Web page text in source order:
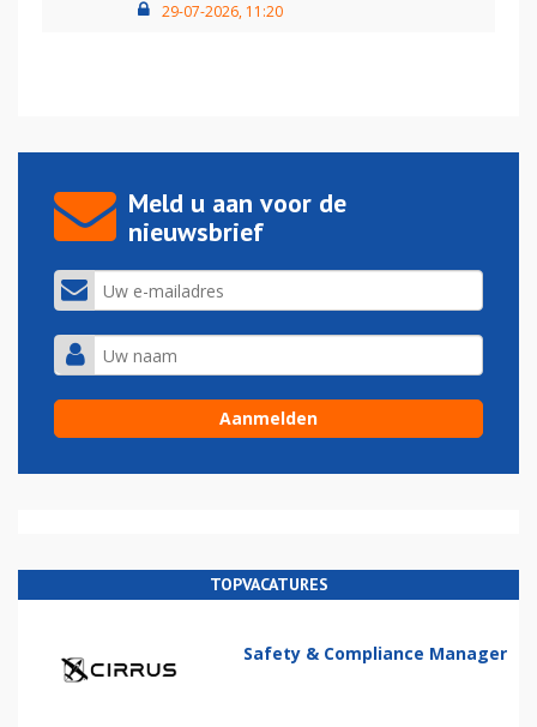
29-07-2026, 11:20
Meld u aan voor de
nieuwsbrief
TOPVACATURES
Safety & Compliance Manager